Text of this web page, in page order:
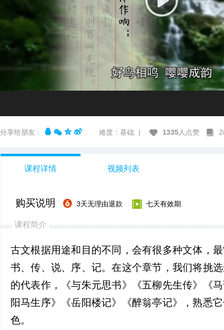
分享给朋友： 难度：基础 | 1335人点赞
课程详情 视频列表
购买说明 3天无理由退款 七天有效期
课程简介
古文根据用途和目的不同，会有很多种文体，
书、传、说、序、记。在这个章节，我们将挑
的代表作，《与朱元思书》《五柳先生传》《
阳马生序》《岳阳楼记》《醉翁亭记》，熟悉
色。